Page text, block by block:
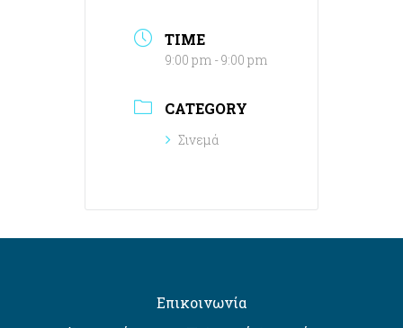
TIME
9:00 pm - 9:00 pm
CATEGORY
Σινεμά
Επικοινωνία